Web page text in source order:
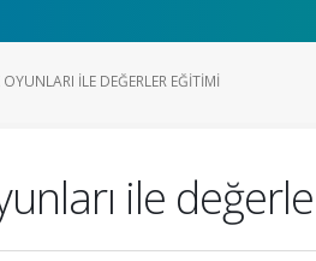
ILE DEĞERLER EĞITIMI
ile